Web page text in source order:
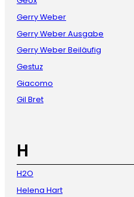
Gerry Weber
Gerry Weber Ausgabe
Gerry Weber Beiläufig
Gestuz
Giacomo
Gil Bret
H
H2O
Helena Hart